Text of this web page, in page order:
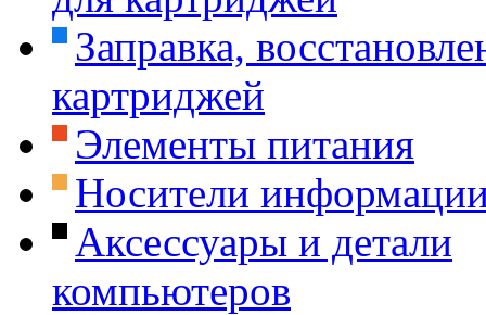
Заправка,
картриджей
Элементы питания
Носители
Аксессуары и детали
компьютеров